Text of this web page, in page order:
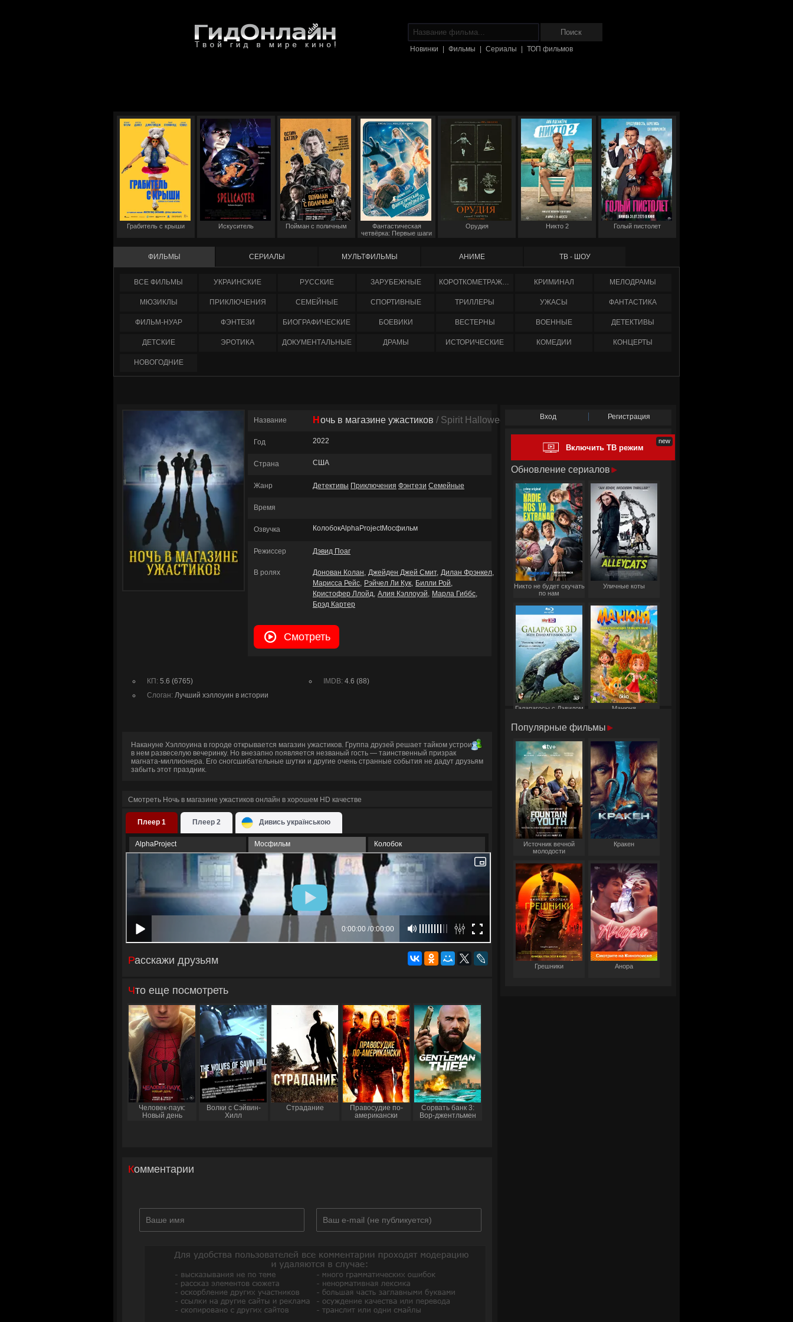
Новинки Фильмы Сериалы ТОП фильмов
Грабитель с крыши Искуситель Пойман с поличным
Фантастическая
четвёрка: Первые шаги
Орудия Никто 2 Голый пистолет
ФИЛЬМЫ СЕРИАЛЫ МУЛЬТФИЛЬМЫ АНИМЕ ТВ - ШОУ
ФИЛЬМЫ УКРАИНCКИЕ РУССКИЕ ЗАРУБЕЖНЫЕ КОРОТКОМЕТРАЖНЫЕ КРИМИНАЛ МЕЛОДРАМЫ
МЮЗИКЛЫ ПРИКЛЮЧЕНИЯ СЕМЕЙНЫЕ СПОРТИВНЫЕ ТРИЛЛЕРЫ УЖАСЫ ФАНТАСТИКА
ФИЛЬМ-НУАР ФЭНТЕЗИ БИОГРАФИЧЕСКИЕ БОЕВИКИ ВЕСТЕРНЫ ВОЕННЫЕ ДЕТЕКТИВЫ
ДЕТСКИЕ ЭРОТИКА ДОКУМЕНТАЛЬНЫЕ ДРАМЫ ИСТОРИЧЕСКИЕ КОМЕДИИ КОНЦЕРТЫ
НОВОГОДНИЕ
Название Ночь в магазине ужастиков / Spirit Halloween
Год 2022
Страна США
Жанр Детективы Приключения Фэнтези Семейные
Время
Озвучка КолобокAlphaProjectМосфильм
Режиссер Дэвид Поаг
В ролях Донован Колан Джейден Джей Смит Дилан Фрэнкел
Марисса Рейс
Рэйчел Ли Кук
Билли Рой
Кристофер Ллойд Алия Кэллоуэй
Марла Гиббс
Брэд Картер
Смотреть
КП: 5.6 (6765) IMDB:4.6 (88)
Слоган: Лучший хэллоуин в истории
Накануне Хэллоуина в городе открывается магазин ужастиков. Группа друзей решает тайком устроить
в нем развеселую вечеринку. Но внезапно появляется незваный гость — таинственный призрак
магната-миллионера. Его сногсшибательные шутки и другие очень странные события не дадут друзьям
забыть этот праздник.
Смотреть Ночь в магазине ужастиков онлайн в хорошем HD качестве
Плеер 1 Плеер 2 Дивись українською
AlphaProject Мосфильм Колобок
Расскажи друзьям
Что еще посмотреть
Человек-паук:
Новый день
Волки с Сэйвин-
Хилл
Страдание
Правосудие по-
американски
Сорвать банк 3:
Вор-джентльмен
Комментарии
Вход Регистрация
Включить ТВ режим
Обновление сериалов
Никто не будет скучать
по нам
Уличные коты
Галапагосы с Дэвидом
Манюня
Популярные фильмы
Источник вечной
молодости
Кракен
Грешники Анора